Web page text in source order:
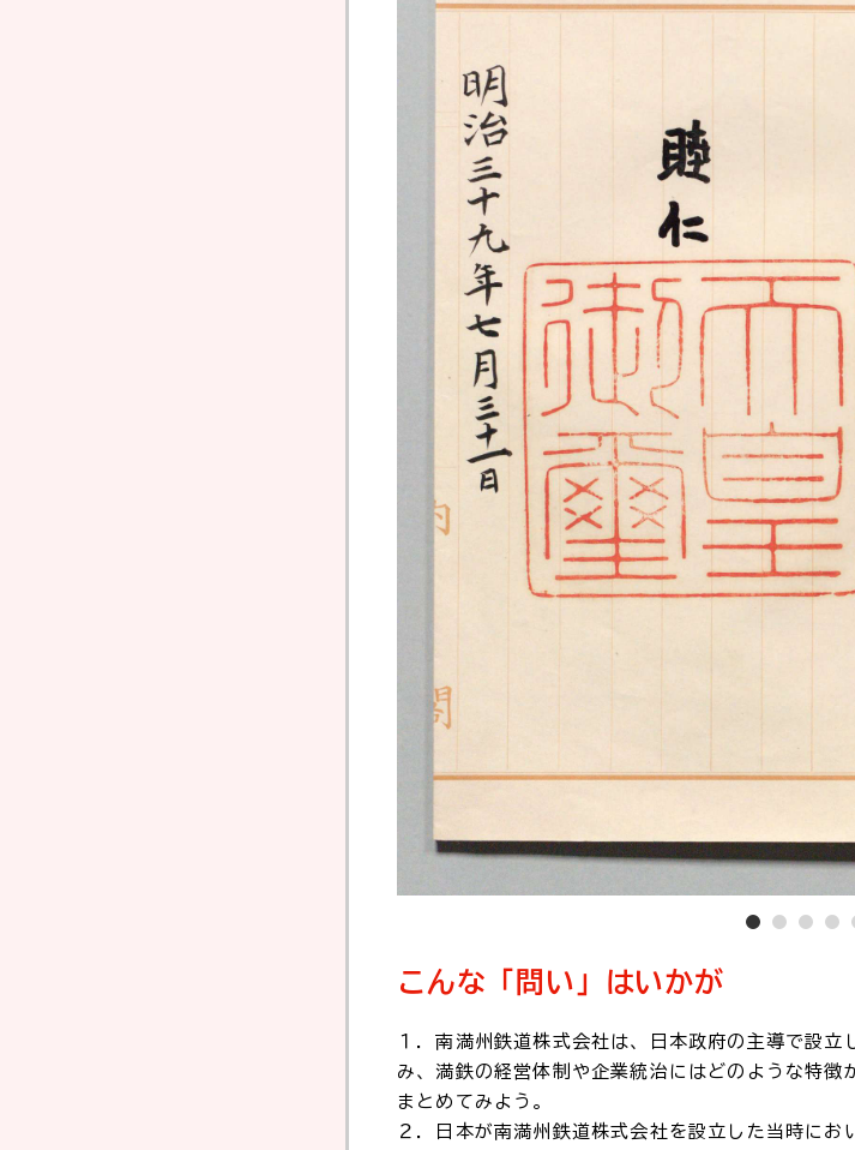
こんな「問い」はいかが
１．南満州鉄道株式会社は、日本政府の主導で設
み、満鉄の経営体制や企業統治にはどのような特徴
まとめてみよう。
２．日本が南満州鉄道株式会社を設立した当時に